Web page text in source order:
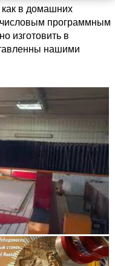
в домашних
программным
изготовить в
нашими